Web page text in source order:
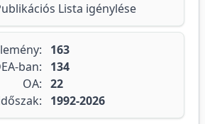
Lista igénylése
163
ban:
134
OA: 22
1992-2026